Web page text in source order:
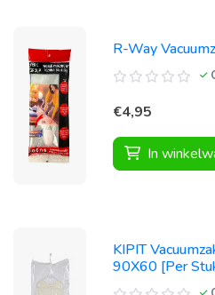
R-Way
€4,95
In
KIPIT
90X60 [Per